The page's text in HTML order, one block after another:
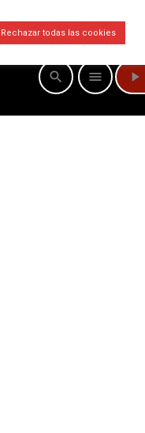
search menu play_arrow
Rechazar todas las cookies